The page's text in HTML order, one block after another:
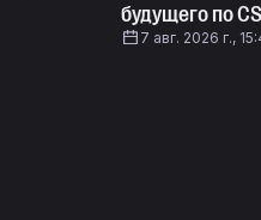
будущего по
7 авг. 2026 г.,